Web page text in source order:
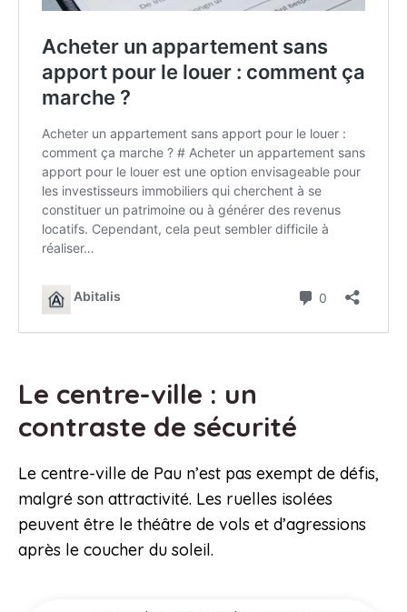
Le centre-ville : un
contraste de sécurité
Le centre-ville de Pau n’est pas exempt de défis,
malgré son attractivité. Les ruelles isolées
peuvent être le théâtre de vols et d’agressions
après le coucher du soleil.